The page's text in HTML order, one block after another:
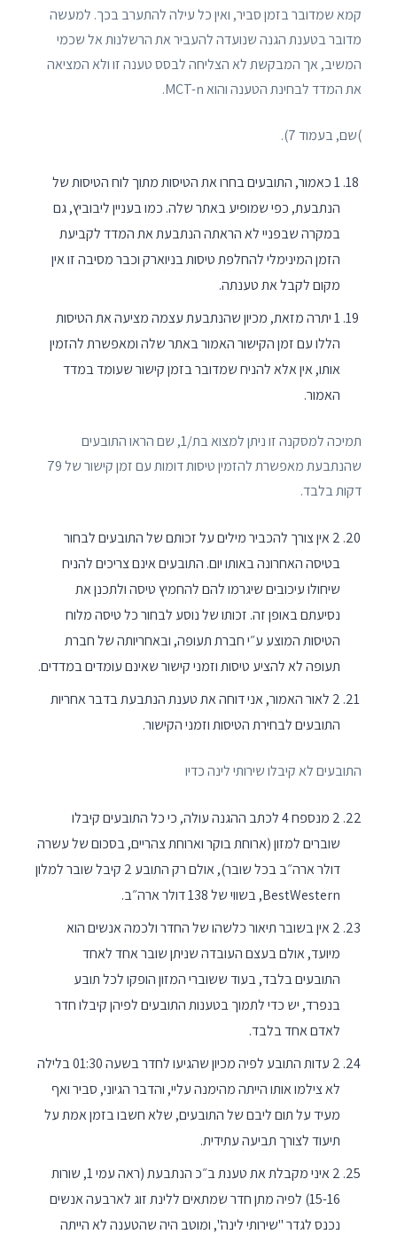
קמא שמדובר בזמן סביר, ואין כל עילה להתערב בכך. למעשה
מדובר בטענת הגנה שנועדה להעביר את הרשלנות אל שכמי
המשיב, אך המבקשת לא הצליחה לבסס טענה זו ולא המציאה
את המדד לבחינת הטענה והוא MCT-n.
)שם, בעמוד 7).
1 כאמור, התובעים בחרו את הטיסות מתוך לוח הטיסות של
הנתבעת, כפי שמופיע באתר שלה. כמו בעניין ליבוביץ, גם
במקרה שבפניי לא הראתה הנתבעת את המדד לקביעת
הזמן המינימלי להחלפת טיסות בניוארק וכבר מסיבה זו אין
מקום לקבל את טענתה.
1 יתרה מזאת, מכיון שהנתבעת עצמה מציעה את הטיסות
הללו עם זמן הקישור האמור באתר שלה ומאפשרת להזמין
אותו, אין אלא להניח שמדובר בזמן קישור שעומד במדד
האמור.
תמיכה למסקנה זו ניתן למצוא בת/1, שם הראו התובעים
שהנתבעת מאפשרת להזמין טיסות דומות עם זמן קישור של 79
דקות בלבד.
2 אין צורך להכביר מילים על זכותם של התובעים לבחור
בטיסה האחרונה באותו יום. התובעים אינם צריכים להניח
שיחולו עיכובים שיגרמו להם להחמיץ טיסה ולתכנן את
נסיעתם באופן זה. זכותו של נוסע לבחור כל טיסה מלוח
הטיסות המוצע ע״י חברת תעופה, ובאחריותה של חברת
תעופה לא להציע טיסות וזמני קישור שאינם עומדים במדדים.
2 לאור האמור, אני דוחה את טענת הנתבעת בדבר אחריות
התובעים לבחירת הטיסות וזמני הקישור.
התובעים לא קיבלו שירותי לינה כדיו
2 מנספח 4 לכתב ההגנה עולה, כי כל התובעים קיבלו
שוברים למזון (ארוחת בוקר וארוחת צהריים, בסכום של עשרה
דולר ארה״ב בכל שובר), אולם רק התובע 2 קיבל שובר למלון
BestWestern, בשווי של 138 דולר ארה״ב.
2 אין בשובר תיאור כלשהו של החדר ולכמה אנשים הוא
מיועד, אולם בעצם העובדה שניתן שובר אחד לאחד
התובעים בלבד, בעוד ששוברי המזון הופקו לכל תובע
בנפרד, יש כדי לתמוך בטענות התובעים לפיהן קיבלו חדר
לאדם אחד בלבד.
2 עדות התובע לפיה מכיון שהגיעו לחדר בשעה 01:30 בלילה
לא צילמו אותו הייתה מהימנה עליי, והדבר הגיוני, סביר ואף
מעיד על תום ליבם של התובעים, שלא חשבו בזמן אמת על
תיעוד לצורך תביעה עתידית.
2 איני מקבלת את טענת ב״כ הנתבעת (ראה עמי 1, שורות
15-16) לפיה מתן חדר שמתאים ללינת זוג לארבעה אנשים
נכנס לגדר "שירותי לינה", ומוטב היה שהטענה לא הייתה